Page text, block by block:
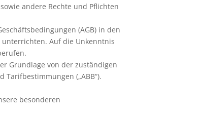
andere Rechte und Pflichten
(AGB) in den
Auf die Unkenntnis
Grundlage von der zuständigen
(„ABB“).
besonderen